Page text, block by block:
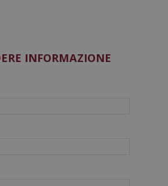
INFORMAZIONE